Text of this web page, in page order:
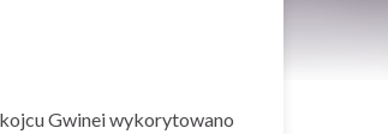
Gwinei wykorytowano